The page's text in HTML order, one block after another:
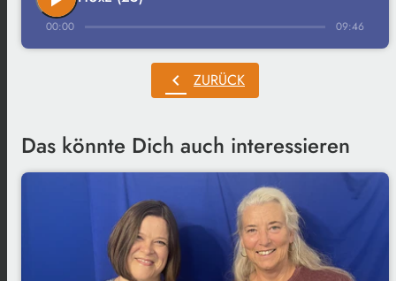
00:00 09:46
chevron_left ZURÜCK
Das könnte Dich auch interessieren